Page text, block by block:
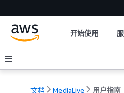
开始使用
文档 MediaLive 用户指南